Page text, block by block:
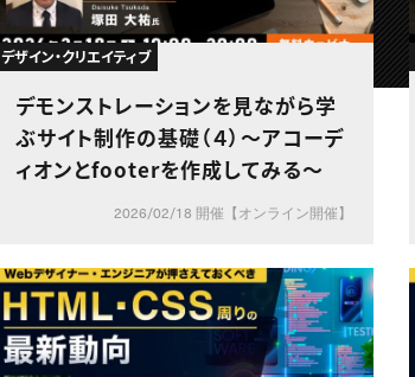
デザイン・クリエイティブ
デモンストレーションを見ながら学
ぶサイト制作の基礎（４）〜アコーデ
ィオンとfooterを作成してみる〜
2026/02/18 開催【オンライン開催】